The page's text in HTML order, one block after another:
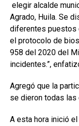
elegir alcalde
Agrado, Huila. Se
diferentes puestos
el protocolo de
958 del 2020 del
incidentes.”,
Agregó que la
se dieron todas las
A esta hora inició